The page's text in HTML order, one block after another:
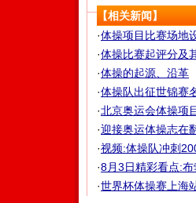
【相关新闻】
·体操项目比赛场地
·体操比赛起评分及
·体操的起源、沿革
·体操队出征世锦赛
·北京奥运会体操项
·迎接奥运体操志在
·视频:体操队冲刺
·8月3日精彩看点:
·世界杯体操赛上海